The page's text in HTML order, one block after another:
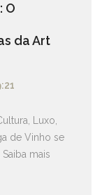
O
da Art
Luxo,
de Vinho se
mais